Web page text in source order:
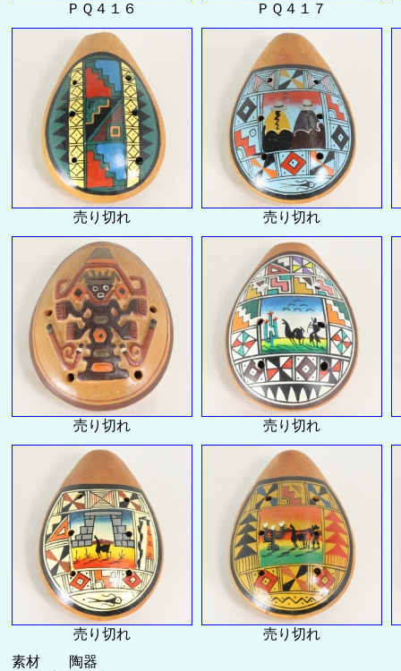
ＰＱ４１６ ＰＱ４１７
売り切れ 売り切れ
売り切れ 売り切れ
売り切れ
売り切れ
素材 陶器